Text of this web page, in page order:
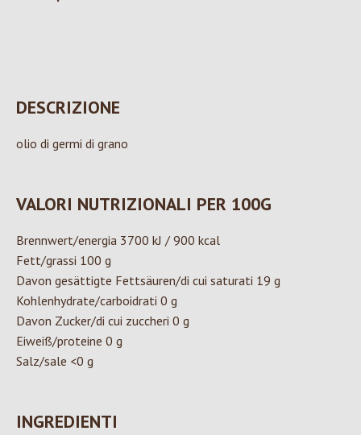
DESCRIZIONE
olio di germi di grano
VALORI NUTRIZIONALI PER 100G
Brennwert/energia 3700 kJ / 900 kcal
Fett/grassi 100 g
Davon gesättigte Fettsäuren/di cui saturati 19 g
Kohlenhydrate/carboidrati 0 g
Davon Zucker/di cui zuccheri 0 g
Eiweiß/proteine 0 g
Salz/sale <0 g
INGREDIENTI